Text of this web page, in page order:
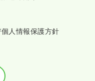
人情報保護方針